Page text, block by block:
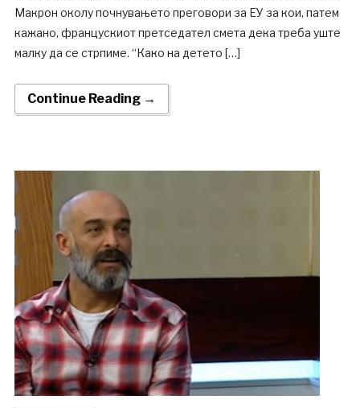
Макрон околу почнувањето преговори за ЕУ за кои, патем
кажано, францускиот претседател смета дека треба уште
малку да се стрпиме. “Како на детето […]
Continue Reading →